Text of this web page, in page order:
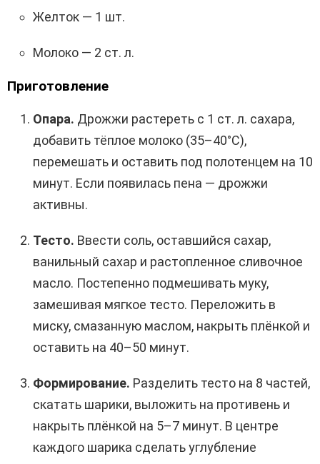
Желток — 1 шт.
Молоко — 2 ст. л.
Приготовление
Опара. Дрожжи растереть с 1 ст. л. сахара,
добавить тёплое молоко (35–40°C),
перемешать и оставить под полотенцем на 10
минут. Если появилась пена — дрожжи
активны.
Тесто. Ввести соль, оставшийся сахар,
ванильный сахар и растопленное сливочное
масло. Постепенно подмешивать муку,
замешивая мягкое тесто. Переложить в
миску, смазанную маслом, накрыть плёнкой и
оставить на 40–50 минут.
Формирование. Разделить тесто на 8 частей,
скатать шарики, выложить на противень и
накрыть плёнкой на 5–7 минут. В центре
каждого шарика сделать углубление